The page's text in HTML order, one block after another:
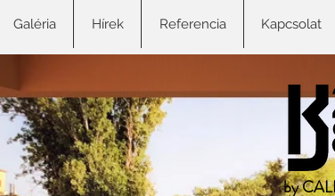
Galéria Hírek Referencia Kapcsolat
by